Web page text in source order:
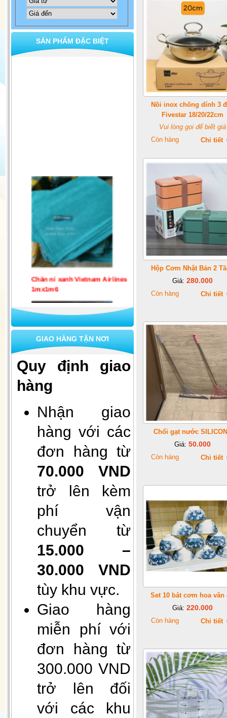
SẢN PHẨM ĐẶC BIỆT
Chăn nỉ xanh Vietnam Airlines
1mx1m6
Set 10 khẩu trang quốc phòng 4
Hộp 50 khẩu trang giấy 4 lớp
kháng khuẩn
Gối Vietnam airlines màu xanh
(30cmx40cm)
GIAO HÀNG TẬN NƠI
Quy định giao
hàng
Nhận giao
hàng với các
đơn hàng từ
70.000 VND
trở lên kèm
phí vận
chuyển từ
15.000 –
30.000 VND
tùy khu vực.
Giao hàng
miễn phí với
đơn hàng từ
300.000 VND
trở lên đối
với các khu
Nồi inox chống dính 3
Fivestar 18/20/22cm
Vui lòng gọi để biết giá
Còn hàng
Chi tiết
Hộp Cơm Nhật Bản 2
Giá: 280.000
Còn hàng Chi tiết
Chổi gạt nước
Giá: 50.000
Còn hàng Chi tiết
Set 10 bát cơm hoa văn
Giá: 220.000
Còn hàng Chi tiết